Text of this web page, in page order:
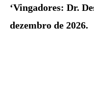
‘Vingadores: Dr.
dezembro de 2026.